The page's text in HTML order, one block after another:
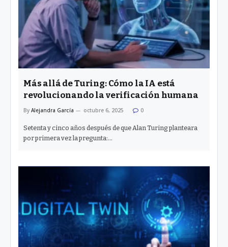
Más allá de Turing: Cómo la IA está
revolucionando la verificación humana
By Alejandra García octubre 6, 2025 0
Setenta y cinco años después de que Alan Turing planteara
por primera vez la pregunta:…